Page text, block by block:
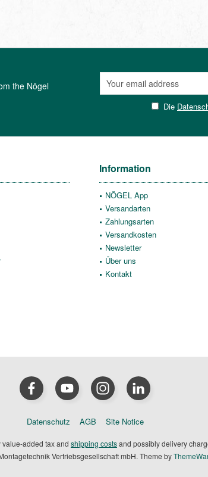
the Nögel
Die
Information
NÖGEL App
Versandarten
Zahlungsarten
Versandkosten
Newsletter
Über uns
Kontakt
Datenschutz AGB Site Notice
added tax and shipping costsand possibly delivery
Vertriebsgesellschaft mbH. Theme by